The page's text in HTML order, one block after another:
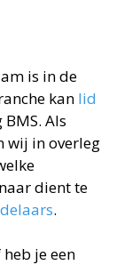
is in de
kan lid
Als
wij in overleg
dient te
.
je een